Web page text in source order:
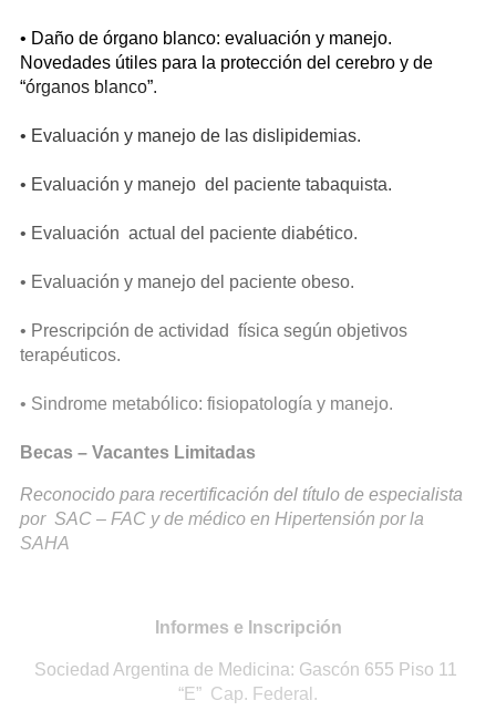
• Daño de órgano blanco: evaluación y manejo.
Novedades útiles para la protección del cerebro y de
“órganos blanco”.
• Evaluación y manejo de las dislipidemias.
• Evaluación y manejo del paciente tabaquista.
• Evaluación actual del paciente diabético.
• Evaluación y manejo del paciente obeso.
• Prescripción de actividad física según objetivos
terapéuticos.
• Sindrome metabólico: fisiopatología y manejo.
Becas – Vacantes Limitadas
Reconocido para recertificación del título de especialista
por SAC – FAC y de médico en Hipertensión por la
SAHA
Informes e Inscripción
Sociedad Argentina de Medicina: Gascón 655 Piso 11
“E” Cap. Federal.